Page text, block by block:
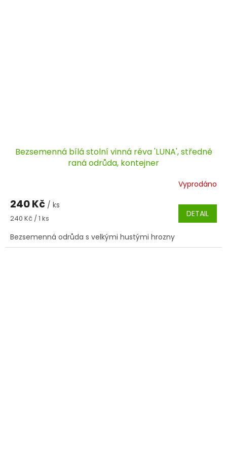
Bezsemenná bílá stolní vinná réva 'LUNA', středně
raná odrůda, kontejner
Vyprodáno
240 Kč / ks
Měrná
240 Kč / 1 ks DETAIL
Bezsemenná odrůda s velkými hustými hrozny